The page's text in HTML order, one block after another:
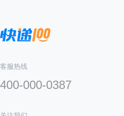
客服热线
400-000-0387